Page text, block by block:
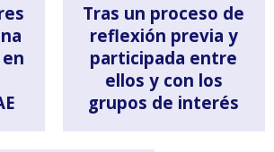
Tras un proceso de
reflexión previa y
participada entre
ellos y con los
grupos de interés